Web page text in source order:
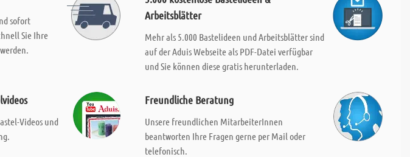
sofort
Sie Ihre
Arbeitsblätter
Mehr als 5.000 Bastelideen und Arbeitsblätter sind
auf der Aduis Webseite als PDF-Datei verfügbar
und Sie können diese gratis herunterladen.
Videos und
Freundliche Beratung
Unsere freundlichen MitarbeiterInnen
beantworten Ihre Fragen gerne per Mail oder
telefonisch.